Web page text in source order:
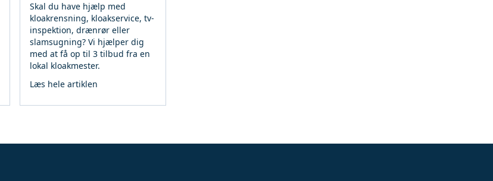
Skal du have hjælp med
kloakrensning, kloakservice, tv-
inspektion, drænrør eller
slamsugning? Vi hjælper dig
med at få op til 3 tilbud fra en
lokal kloakmester.
Læs hele artiklen